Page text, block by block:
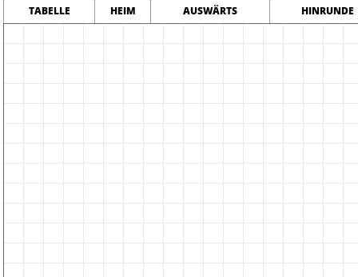
TABELLE HEIM AUSWÄRTS HINRUNDE